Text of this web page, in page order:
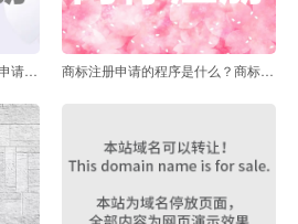
商标注册申请需要什么材料？申请商标需要多长时间？ 商标注册申请的程序是什么？商标注册需要提供哪些资料？